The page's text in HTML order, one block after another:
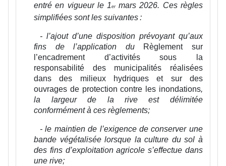
entré en vigueur le 1ermars 2026. Ces règles
simplifiées sont les suivantes :
- l’ajout d’une disposition prévoyant qu’aux
fins de l’application du Règlement sur
l’encadrement d’activités sous la
responsabilité des municipalités réalisées
dans des milieux hydriques et sur des
ouvrages de protection contre les inondations,
la largeur de la rive est délimitée
conformément à ces règlements;
- le maintien de l’exigence de conserver une
bande végétalisée lorsque la culture du sol à
des fins d’exploitation agricole s’effectue dans
une rive;